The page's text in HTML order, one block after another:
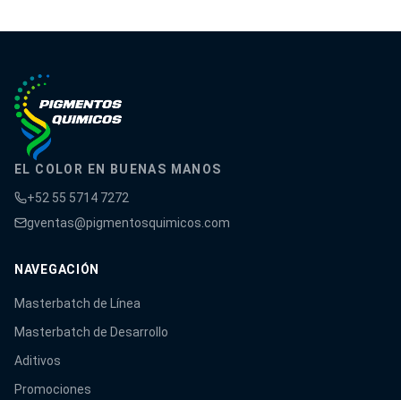
EL COLOR EN BUENAS MANOS
+52 55 5714 7272
gventas@pigmentosquimicos.com
NAVEGACIÓN
Masterbatch de Línea
Masterbatch de Desarrollo
Aditivos
Promociones